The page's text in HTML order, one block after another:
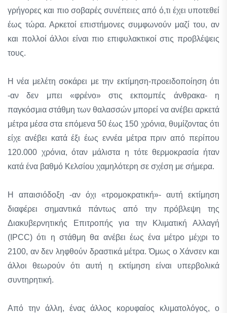
γρήγορες και πιο σοβαρές συνέπειες από ό,τι έχει υποτεθεί
έως τώρα. Αρκετοί επιστήμονες συμφωνούν μαζί του, αν
και πολλοί άλλοι είναι πιο επιφυλακτικοί στις προβλέψεις
τους.
Η νέα μελέτη σοκάρει με την εκτίμηση-προειδοποίηση ότι
-αν δεν μπει «φρένο» στις εκπομπές άνθρακα- η
παγκόσμια στάθμη των θαλασσών μπορεί να ανέβει αρκετά
μέτρα μέσα στα επόμενα 50 έως 150 χρόνια, θυμίζοντας ότι
είχε ανέβει κατά έξι έως εννέα μέτρα πριν από περίπου
120.000 χρόνια, όταν μάλιστα η τότε θερμοκρασία ήταν
κατά ένα βαθμό Κελσίου χαμηλότερη σε σχέση με σήμερα.
Η απαισιόδοξη -αν όχι «τρομοκρατική»- αυτή εκτίμηση
διαφέρει σημαντικά πάντως από την πρόβλεψη της
Διακυβερνητικής Επιτροπής για την Κλιματική Αλλαγή
(IPCC) ότι η στάθμη θα ανέβει έως ένα μέτρο μέχρι το
2100, αν δεν ληφθούν δραστικά μέτρα. Όμως ο Χάνσεν και
άλλοι θεωρούν ότι αυτή η εκτίμηση είναι υπερβολικά
συντηρητική.
Από την άλλη, ένας άλλος κορυφαίος κλιματολόγος, ο